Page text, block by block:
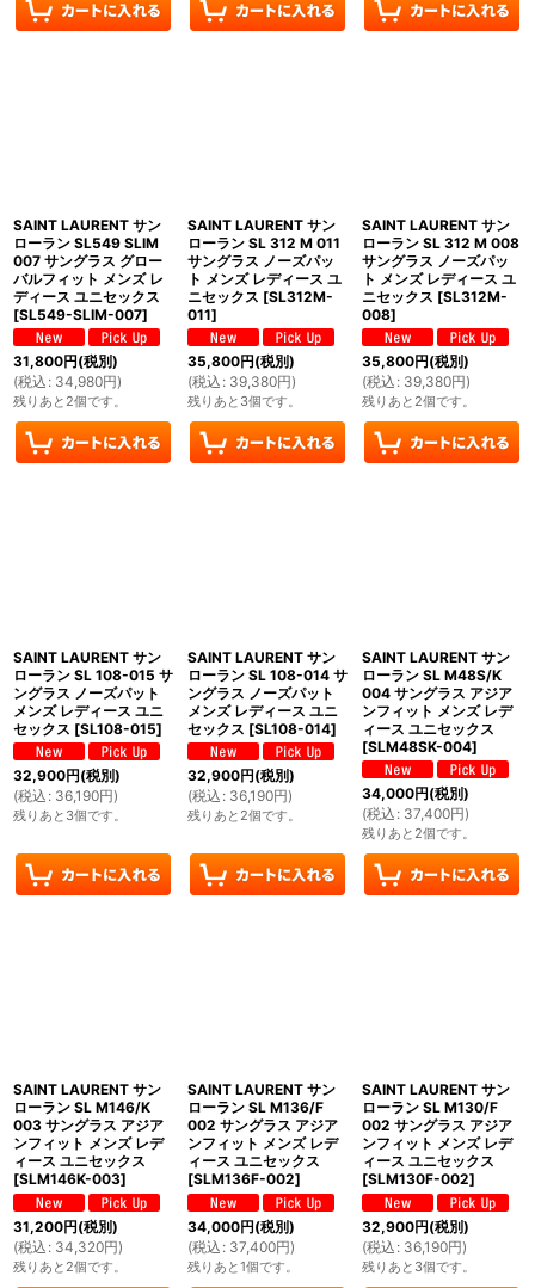
SAINT LAURENT サン
ローラン SL549 SLIM
007 サングラス グロー
バルフィット メンズ レ
ディース ユニセックス
[SL549-SLIM-007]
31,800円(税別)
(税込 : 34,980円)
残りあと2個です。
SAINT LAURENT サン
ローラン SL 312 M 011
サングラス ノーズパッ
ト メンズ レディース ユ
ニセックス [SL312M-
011]
35,800円(税別)
(税込 : 39,380円)
残りあと3個です。
SAINT LAURENT サン
ローラン SL 312 M 008
サングラス ノーズパッ
ト メンズ レディース ユ
ニセックス [SL312M-
008]
35,800円(税別)
(税込 : 39,380円)
残りあと2個です。
SAINT LAURENT サン
ローラン SL 108-015 サ
ングラス ノーズパット
メンズ レディース ユニ
セックス [SL108-015]
32,900円(税別)
(税込 : 36,190円)
残りあと3個です。
SAINT LAURENT サン
ローラン SL 108-014 サ
ングラス ノーズパット
メンズ レディース ユニ
セックス [SL108-014]
32,900円(税別)
(税込 : 36,190円)
残りあと2個です。
SAINT LAURENT サン
ローラン SL M48S/K
004 サングラス アジア
ンフィット メンズ レデ
ィース ユニセックス
[SLM48SK-004]
34,000円(税別)
(税込 : 37,400円)
残りあと2個です。
SAINT LAURENT サン
ローラン SL M146/K
003 サングラス アジア
ンフィット メンズ レデ
ィース ユニセックス
[SLM146K-003]
31,200円(税別)
(税込 : 34,320円)
残りあと2個です。
SAINT LAURENT サン
ローラン SL M136/F
002 サングラス アジア
ンフィット メンズ レデ
ィース ユニセックス
[SLM136F-002]
34,000円(税別)
(税込 : 37,400円)
残りあと1個です。
SAINT LAURENT サン
ローラン SL M130/F
002 サングラス アジア
ンフィット メンズ レデ
ィース ユニセックス
[SLM130F-002]
32,900円(税別)
(税込 : 36,190円)
残りあと3個です。